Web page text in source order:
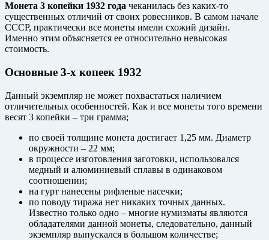
Монета 3 копейки 1932 года чеканилась без каких-то
существенных отличий от своих ровесников. В самом начале
СССР, практически все монеты имели схожий дизайн.
Именно этим объясняется ее относительно невысокая
стоимость.
Основные 3-х копеек 1932
Данный экземпляр не может похвастаться наличием
отличительных особенностей. Как и все монеты того времени
весят 3 копейки – три грамма;
по своей толщине монета достигает 1,25 мм. Диаметр
окружности – 22 мм;
в процессе изготовления заготовки, использовался
медный и алюминиевый сплавы в одинаковом
соотношении;
на гурт нанесены рифленые насечки;
по поводу тиража нет никаких точных данных.
Известно только одно – многие нумизматы являются
обладателями данной монеты, следовательно, данный
экземпляр выпускался в большом количестве;